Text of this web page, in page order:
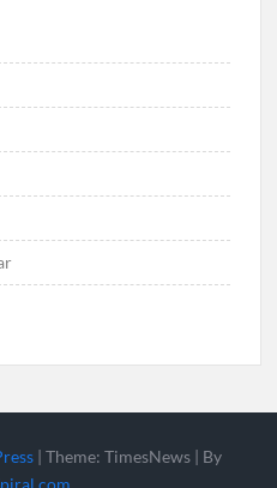
| Theme: TimesNews | By